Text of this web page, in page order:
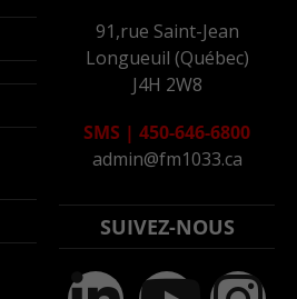
91,rue Saint-Jean
Longueuil (Québec)
J4H 2W8
SMS | 450-646-6800
admin@fm1033.ca
SUIVEZ-NOUS